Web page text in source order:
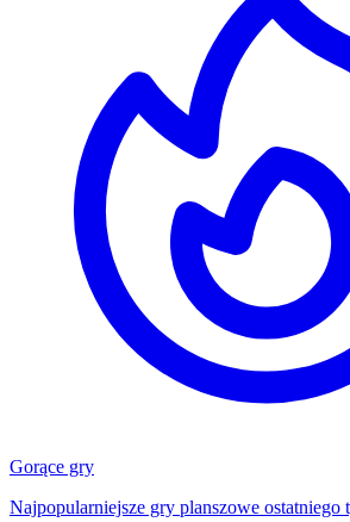
Gorące gry
Najpopularniejsze gry planszowe ostatniego